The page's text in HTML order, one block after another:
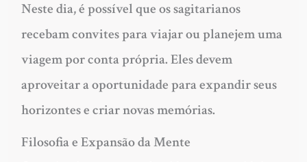
Neste dia, é possível que os sagitarianos
recebam convites para viajar ou planejem uma
viagem por conta própria. Eles devem
aproveitar a oportunidade para expandir seus
horizontes e criar novas memórias.
Filosofia e Expansão da Mente